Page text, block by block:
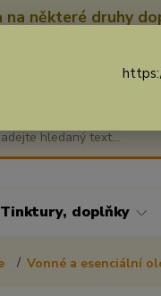
na některé druhy
Tinktury, doplňky
Vonné a esenciální